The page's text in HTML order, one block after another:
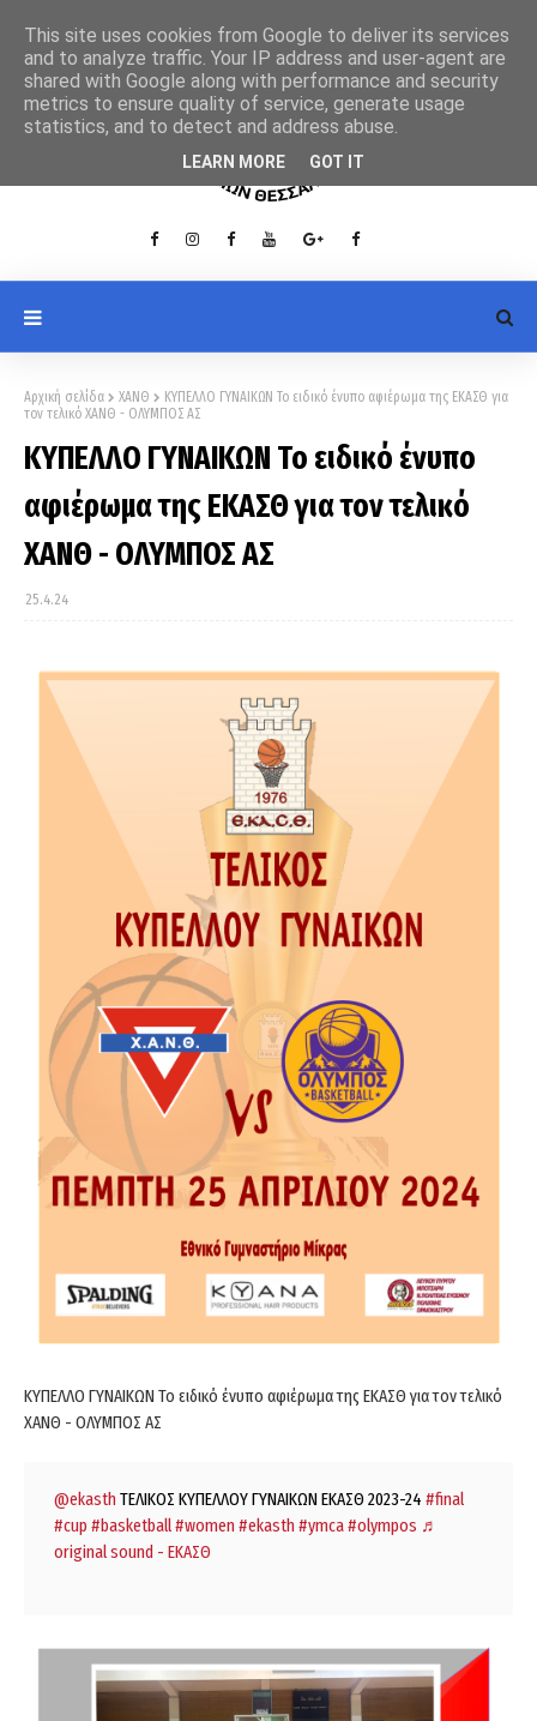
Αρχική σελίδα ΧΑΝΘ
ΚΥΠΕΛΛΟ ΓΥΝΑΙΚΩΝ Το ειδικό ένυπο αφιέρωμα της ΕΚΑΣΘ για
τον τελικό ΧΑΝΘ - ΟΛΥΜΠΟΣ ΑΣ
ΚΥΠΕΛΛΟ ΓΥΝΑΙΚΩΝ Το ειδικό ένυπο
αφιέρωμα της ΕΚΑΣΘ για τον τελικό
ΧΑΝΘ - ΟΛΥΜΠΟΣ ΑΣ
25.4.24
ΚΥΠΕΛΛΟ ΓΥΝΑΙΚΩΝ Το ειδικό ένυπο αφιέρωμα της ΕΚΑΣΘ για τον τελικό
ΧΑΝΘ - ΟΛΥΜΠΟΣ ΑΣ
@ekasth ΤΕΛΙΚΟΣ ΚΥΠΕΛΛΟΥ ΓΥΝΑΙΚΩΝ ΕΚΑΣΘ 2023-24 #final
#cup #basketball#women #ekasth #ymca#olympos ♬
original sound - ΕΚΑΣΘ
This site uses cookies from Google to deliver its services
and to analyze traffic. Your IP address and user-agent are
shared with Google along with performance and security
metrics to ensure quality of service, generate usage
statistics, and to detect and address abuse.
LEARN MORE GOT IT